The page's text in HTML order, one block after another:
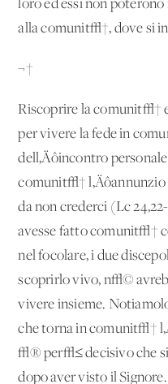
loro ed essi non
alla comunit√†, dove si
¬†
Riscoprire la comunit√†
per vivere la fede in
dell‚Äôincontro
comunit√† l‚Äôannunzio
da non crederci (Lc
avesse fatto comunit√†
nel focolare, i due
scoprirlo vivo, n√©
vivere insieme.
che torna in comunit√†
√® per√≤ decisivo che
dopo aver visto il